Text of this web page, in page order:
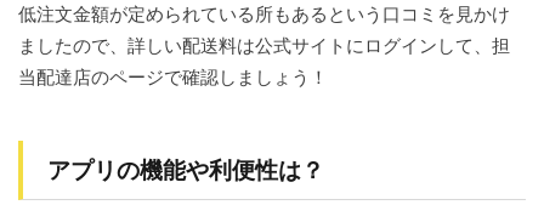
低注文金額が定められている所もあるという口コミを見かけ
ましたので、詳しい配送料は公式サイトにログインして、担
当配達店のページで確認しましょう！
アプリの機能や利便性は？